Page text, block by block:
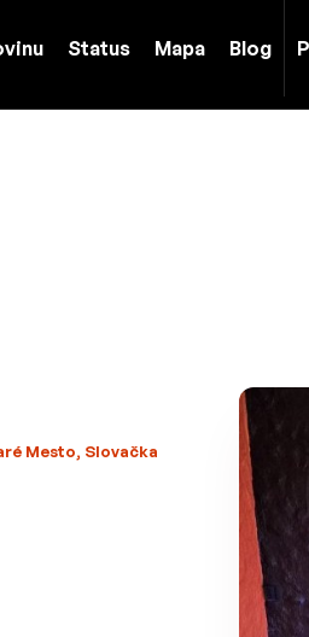
Status Mapa Blog
Mesto, Slovačka